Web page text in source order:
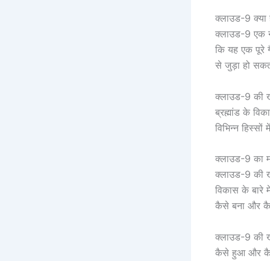
क्लाउड-9 क्या
क्लाउड-9 एक
कि यह एक पूरे
से जुड़ा हो
क्लाउड-9 की
ब्रह्मांड के
विभिन्न
क्लाउड-9 का
क्लाउड-9 की
विकास के बारे
कैसे बना और
क्लाउड-9 की
कैसे हुआ और कैसे